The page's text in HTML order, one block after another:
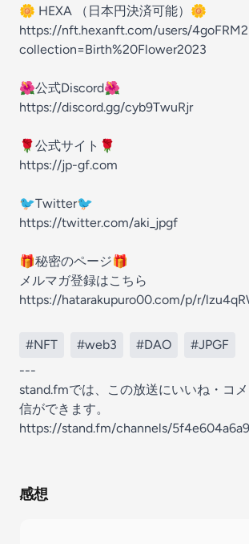
🌼 HEXA （日本円決済可能）🌼
https://nft.hexanft.com/users/
collection=Birth%20Flower2023
🌺公式Discord🌺
https://discord.gg/cyb9TwuRjr
🌹公式サイト🌹
https://jp-gf.com
🐦Twitter🐦
https://twitter.com/aki_jpgf
🎁秘密のページ🎁
メルマガ登録はこちら
https://hatarakupuro00.com/p/r/
#NFT #web3 #DAO
#JPGF
---
stand.fmでは、この放送にいいね・コ
信ができます。
https://stand.fm/channels/
感想